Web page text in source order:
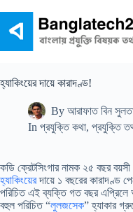
content
হ্যাকিংয়ের দায়ে কারাদণ্ড!
By আরাফাত বিন
In প্রযুক্তি কথা,প্রযুক্তি
কডি ক্রেটসিংগার নামক ২৫ বছর
হ্যাকিংয়েরদায়ে ১ বছরের কারাদণ্ড
পরিচিত এই ব্যক্তি গত বছর এপ্রিলে
বহুল পরিচিত “লুলজসেক” হ্যাকার